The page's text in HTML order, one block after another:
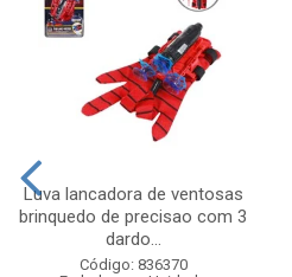
Luva lancadora de ventosas
brinquedo de precisao com 3
dardo...
Código: 836370